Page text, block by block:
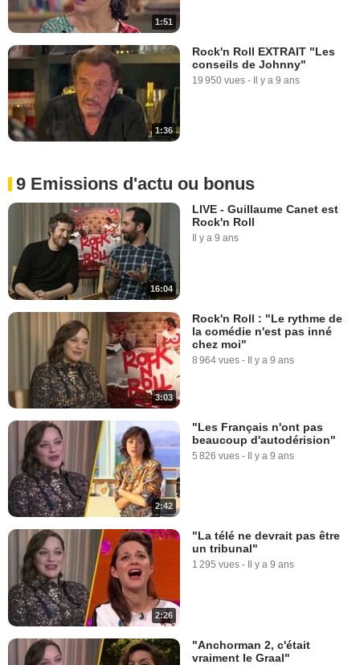
1:51
1:36
Rock'n Roll EXTRAIT "Les
conseils de Johnny"
19 950 vues - Il y a 9 ans
9 Emissions d'actu ou bonus
16:04
LIVE - Guillaume Canet est
Rock'n Roll
Il y a 9 ans
3:03
Rock'n Roll : "Le rythme de
la comédie n'est pas inné
chez moi"
8 964 vues - Il y a 9 ans
2:42
"Les Français n'ont pas
beaucoup d'autodérision"
5 826 vues - Il y a 9 ans
2:26
"La télé ne devrait pas être
un tribunal"
1 295 vues - Il y a 9 ans
"Anchorman 2, c'était
vraiment le Graal"